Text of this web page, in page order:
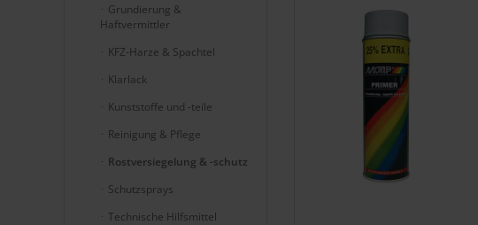
Grundierung &
Haftvermittler
KFZ-Harze & Spachtel
Klarlack
Kunststoffe und -teile
Reinigung & Pflege
Rostversiegelung & -schutz
Schutzsprays
Technische Hilfsmittel